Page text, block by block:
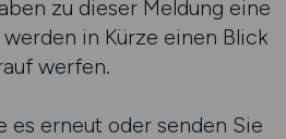
zu dieser Meldung eine
in Kürze einen Blick
werfen.
es erneut oder senden Sie